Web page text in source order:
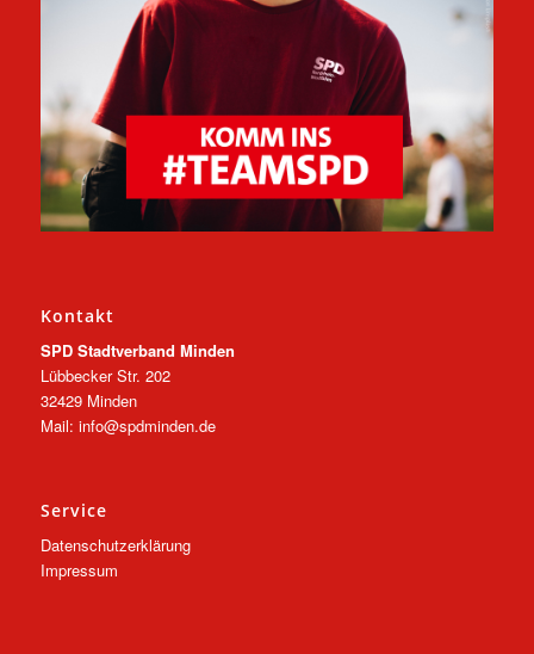
Kontakt
SPD Stadtverband Minden
Lübbecker Str. 202
32429 Minden
Mail: info@spdminden.de
Service
Datenschutzerklärung
Impressum